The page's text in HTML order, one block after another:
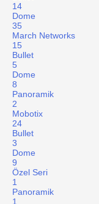
14
Dome
35
March Networks
15
Bullet
5
Dome
8
Panoramik
2
Mobotix
24
Bullet
3
Dome
9
Özel Seri
1
Panoramik
1